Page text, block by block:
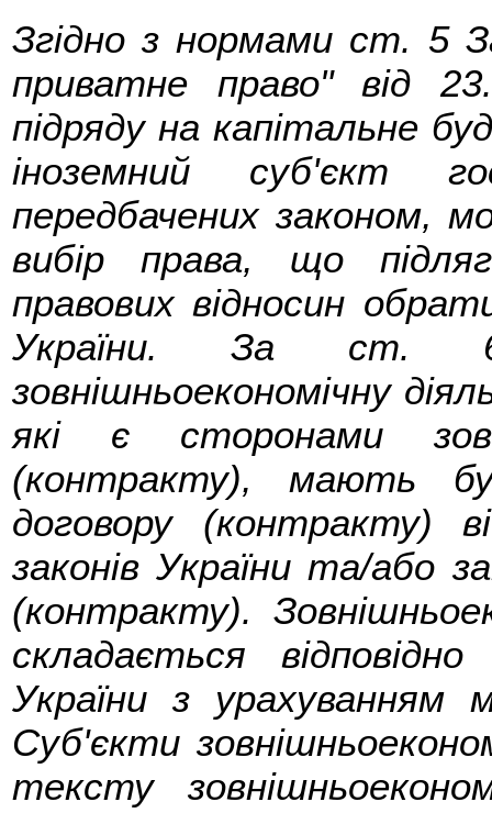
Згідно з нормами ст. 5
приватне право" від
підряду на капітальне
іноземний суб'єкт
передбачених законом,
вибір права, що
правових відносин
України. За ст.
зовнішньоекономічну
які є сторонами
(контракту), мають
договору (контракту)
законів України та/або
(контракту).
складається
України з урахуванням
Суб'єкти
тексту